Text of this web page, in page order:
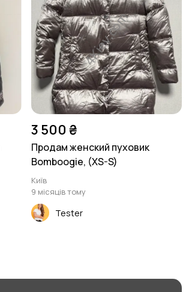
3 500 ₴
Продам женский пуховик
Bomboogie, (XS-S)
Київ
9 місяців тому
Tester